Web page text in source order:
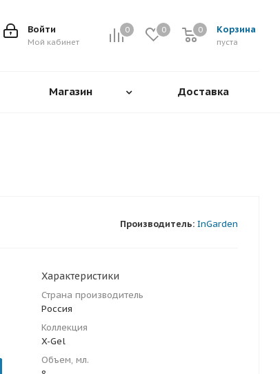
0 0 Корзина
0
пуста
0
Войти
Мой кабинет
Магазин Доставка
Производитель: InGarden
Характеристики
Страна производитель
Россия
Коллекция
X-Gel
Объем, мл.